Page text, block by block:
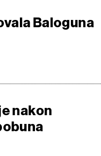
Baloguna
nakon